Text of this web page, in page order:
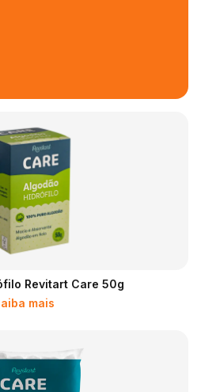
Revitart Care 50g
mais